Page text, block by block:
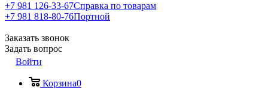
+7 981 126-33-67Справка по товарам
+7 981 818-80-76Портной
Заказать звонок
Задать вопрос
Войти
Корзина0